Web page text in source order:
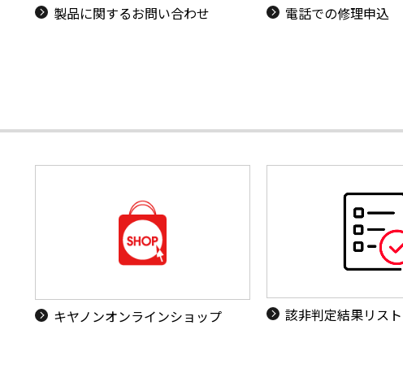
製品に関するお問い合わせ 電話での修理申込
キヤノンオンラインショップ 該非判定結果リスト